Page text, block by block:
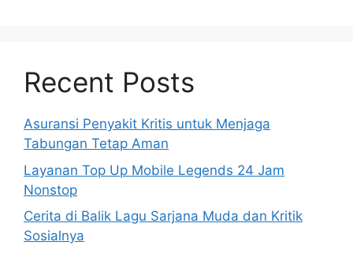
Recent Posts
Asuransi Penyakit Kritis untuk Menjaga
Tabungan Tetap Aman
Layanan Top Up Mobile Legends 24 Jam
Nonstop
Cerita di Balik Lagu Sarjana Muda dan Kritik
Sosialnya